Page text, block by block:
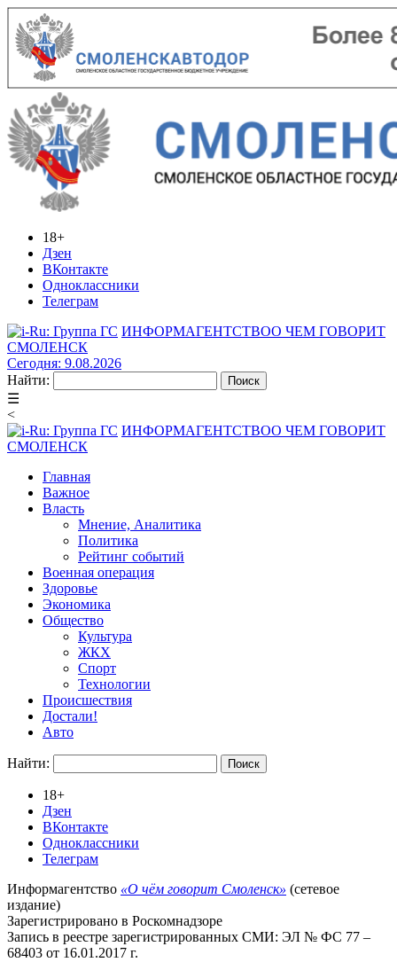
18+
Дзен
ВКонтакте
Одноклассники
Телеграм
ИНФОРМАГЕНТСТВОО ЧЕМ ГОВОРИТ
СМОЛЕНСК
Сегодня: 9.08.2026
Найти:
☰
<
ИНФОРМАГЕНТСТВОО ЧЕМ ГОВОРИТ
СМОЛЕНСК
Главная
Важное
Власть
Мнение, Аналитика
Политика
Рейтинг событий
Военная операция
Здоровье
Экономика
Общество
Культура
ЖКХ
Спорт
Технологии
Происшествия
Достали!
Авто
Найти:
18+
Дзен
ВКонтакте
Одноклассники
Телеграм
Информагентство «О чём говорит Смоленск» (сетевое
издание)
Зарегистрировано в Роскомнадзоре
Запись в реестре зарегистрированных СМИ: ЭЛ № ФС 77 –
68403 от 16.01.2017 г.